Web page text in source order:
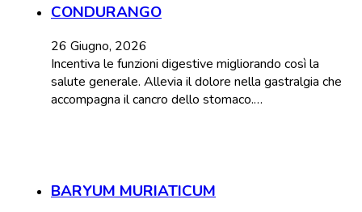
CONDURANGO
26 Giugno, 2026
Incentiva le funzioni digestive migliorando così la
salute generale. Allevia il dolore nella gastralgia che
accompagna il cancro dello stomaco.…
BARYUM MURIATICUM